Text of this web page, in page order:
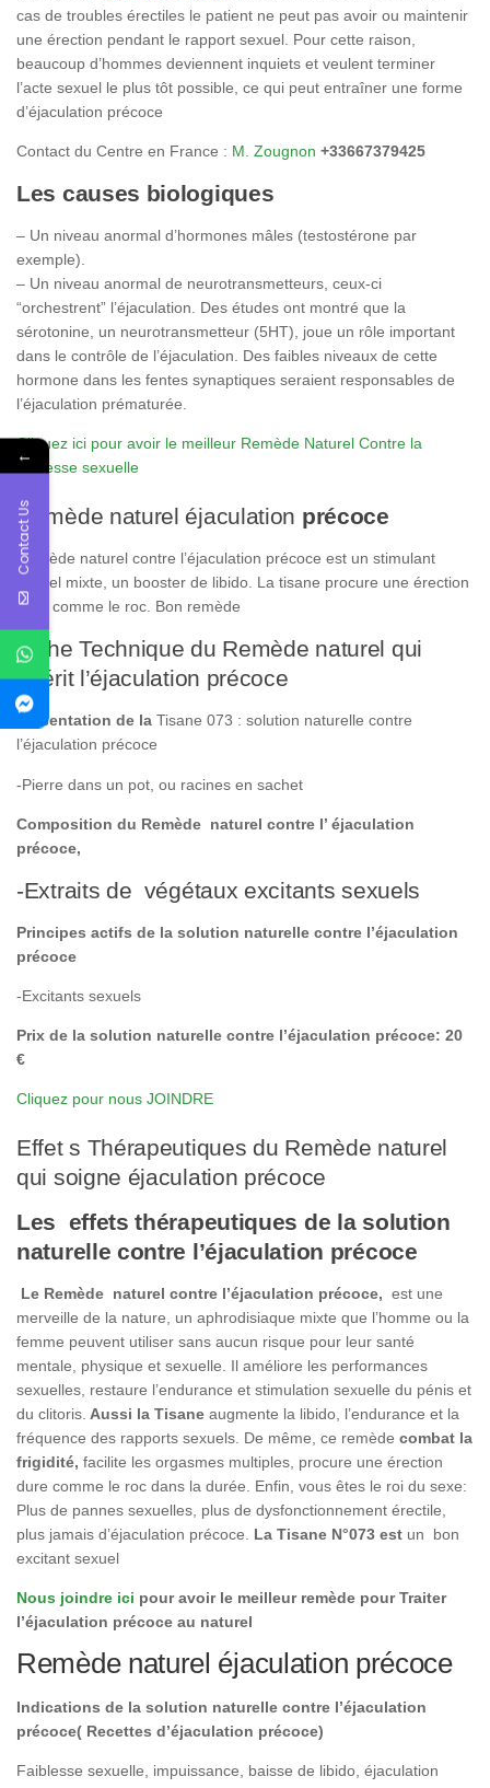
cas de troubles érectiles le patient ne peut pas avoir ou maintenir
une érection pendant le rapport sexuel. Pour cette raison,
beaucoup d’hommes deviennent inquiets et veulent terminer
l’acte sexuel le plus tôt possible, ce qui peut entraîner une forme
d’éjaculation précoce
Contact du Centre en France : M. Zougnon +33667379425
Les causes biologiques
– Un niveau anormal d’hormones mâles (testostérone par
exemple).
– Un niveau anormal de neurotransmetteurs, ceux-ci
“orchestrent” l’éjaculation. Des études ont montré que la
sérotonine, un neurotransmetteur (5HT), joue un rôle important
dans le contrôle de l’éjaculation. Des faibles niveaux de cette
hormone dans les fentes synaptiques seraient responsables de
l’éjaculation prématurée.
Cliquez ici pour avoir le meilleur Remède Naturel Contre la
faiblesse sexuelle
Remède naturel éjaculation précoce
Remède naturel contre l’éjaculation précoce est un stimulant
sexuel mixte, un booster de libido. La tisane procure une érection
dure comme le roc. Bon remède
Fiche Technique du Remède naturel qui
guérit l’éjaculation précoce
Présentation de la Tisane 073 : solution naturelle contre
l’éjaculation précoce
-Pierre dans un pot, ou racines en sachet
Composition du Remède naturel contre l’ éjaculation
précoce,
-Extraits de végétaux excitants sexuels
Principes actifs de la solution naturelle contre l’éjaculation
précoce
-Excitants sexuels
Prix de la solution naturelle contre l’éjaculation précoce: 20
€
Cliquez pour nous JOINDRE
Effet s Thérapeutiques du Remède naturel
qui soigne éjaculation précoce
Les effets thérapeutiques de la solution
naturelle contre l’éjaculation précoce
Le Remède naturel contre l’éjaculation précoce, est une
merveille de la nature, un aphrodisiaque mixte que l’homme ou la
femme peuvent utiliser sans aucun risque pour leur santé
mentale, physique et sexuelle. Il améliore les performances
sexuelles, restaure l’endurance et stimulation sexuelle du pénis et
du clitoris. Aussi la Tisane augmente la libido, l’endurance et la
fréquence des rapports sexuels. De même, ce remède combat la
frigidité, facilite les orgasmes multiples, procure une érection
dure comme le roc dans la durée. Enfin, vous êtes le roi du sexe:
Plus de pannes sexuelles, plus de dysfonctionnement érectile,
plus jamais d’éjaculation précoce. La Tisane N°073 est un bon
excitant sexuel
Nous joindre ici pour avoir le meilleur remède pour Traiter
l’éjaculation précoce au naturel
Remède naturel éjaculation précoce
Indications de la solution naturelle contre l’éjaculation
précoce( Recettes d’éjaculation précoce)
Faiblesse sexuelle, impuissance, baisse de libido, éjaculation
←
Contact Us